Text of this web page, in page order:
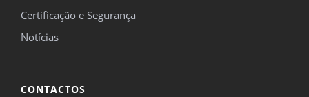
Certificação e Segurança
Notícias
CONTACTOS